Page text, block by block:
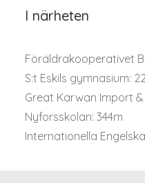
I närheten
Föräldrakooperativet
S:t Eskils gymnasium:
Great Karwan Import &
Nyforsskolan: 344m
Internationella Engelska